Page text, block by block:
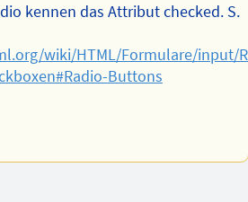
kennen das Attribut checked. S.
wiki/HTML/Formulare/input/
Buttons